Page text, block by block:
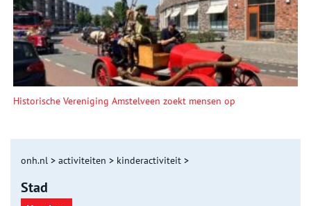
Historische Vereniging Amstelveen zoekt mensen op
onh.nl > activiteiten > kinderactiviteit >
Stad